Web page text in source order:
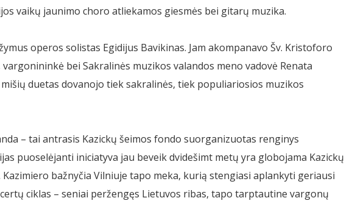
vaikų jaunimo choro atliekamos giesmės bei gitarų muzika.
operos solistas Egidijus Bavikinas. Jam akompanavo Šv. Kristoforo
bei Sakralinės muzikos valandos meno vadovė Renata
duetas dovanojo tiek sakralinės, tiek populiariosios muzikos
– tai antrasis Kazickų šeimos fondo suorganizuotas renginys
puoselėjanti iniciatyva jau beveik dvidešimt metų yra globojama Kazickų
Kazimiero bažnyčia Vilniuje tapo meka, kurią stengiasi aplankyti geriausi
ciklas – seniai peržengęs Lietuvos ribas, tapo tarptautine vargonų